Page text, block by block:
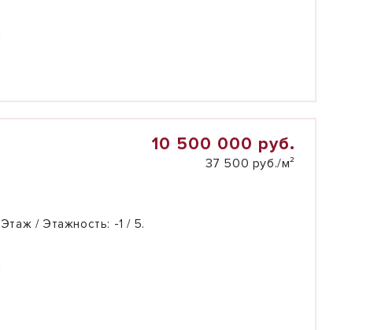
10 500 000 руб.
37 500 руб./м²
Этаж / Этажность: -1 / 5.